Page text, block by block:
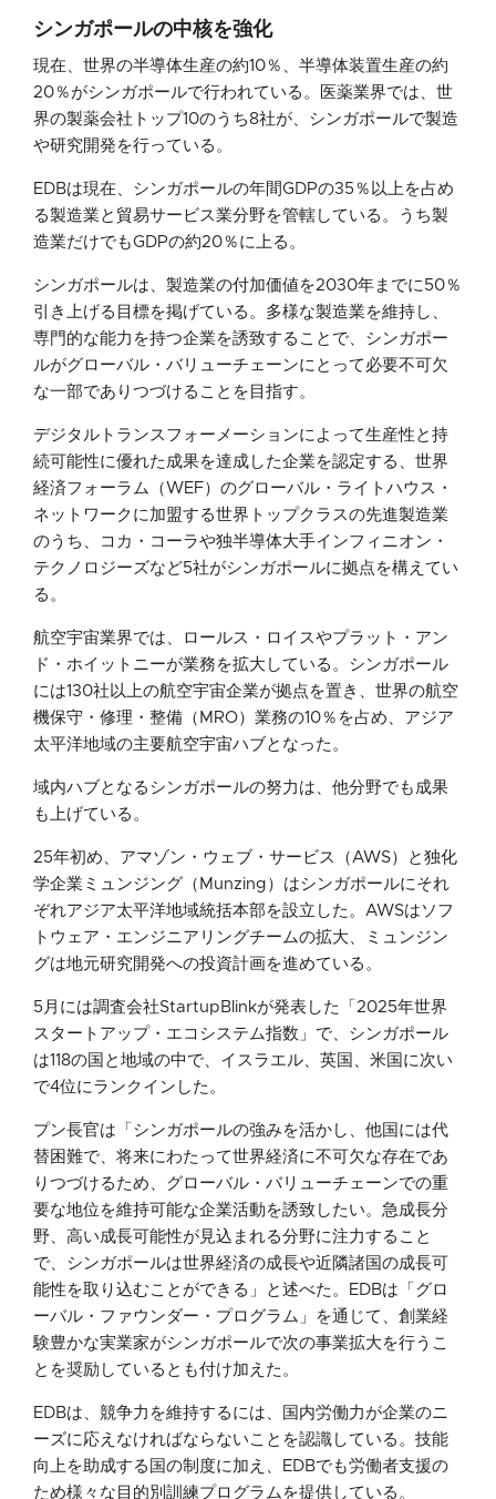
シンガポールの中核を強化
現在、世界の半導体生産の約10％、半導体装置生産の約
20％がシンガポールで行われている。医薬業界では、世
界の製薬会社トップ10のうち8社が、シンガポールで製造
や研究開発を行っている。
EDBは現在、シンガポールの年間GDPの35％以上を占め
る製造業と貿易サービス業分野を管轄している。うち製
造業だけでもGDPの約20％に上る。
シンガポールは、製造業の付加価値を2030年までに50％
引き上げる目標を掲げている。多様な製造業を維持し、
専門的な能力を持つ企業を誘致することで、シンガポー
ルがグローバル・バリューチェーンにとって必要不可欠
な一部でありつづけることを目指す。
デジタルトランスフォーメーションによって生産性と持
続可能性に優れた成果を達成した企業を認定する、世界
経済フォーラム（WEF）のグローバル・ライトハウス・
ネットワークに加盟する世界トップクラスの先進製造業
のうち、コカ・コーラや独半導体大手インフィニオン・
テクノロジーズなど5社がシンガポールに拠点を構えてい
る。
航空宇宙業界では、ロールス・ロイスやプラット・アン
ド・ホイットニーが業務を拡大している。シンガポール
には130社以上の航空宇宙企業が拠点を置き、世界の航空
機保守・修理・整備（MRO）業務の10％を占め、アジア
太平洋地域の主要航空宇宙ハブとなった。
域内ハブとなるシンガポールの努力は、他分野でも成果
も上げている。
25年初め、アマゾン・ウェブ・サービス（AWS）と独化
学企業ミュンジング（Munzing）はシンガポールにそれ
ぞれアジア太平洋地域統括本部を設立した。AWSはソフ
トウェア・エンジニアリングチームの拡大、ミュンジン
グは地元研究開発への投資計画を進めている。
5月には調査会社StartupBlinkが発表した「2025年世界
スタートアップ・エコシステム指数」で、シンガポール
は118の国と地域の中で、イスラエル、英国、米国に次い
で4位にランクインした。
プン長官は「シンガポールの強みを活かし、他国には代
替困難で、将来にわたって世界経済に不可欠な存在であ
りつづけるため、グローバル・バリューチェーンでの重
要な地位を維持可能な企業活動を誘致したい。急成長分
野、高い成長可能性が見込まれる分野に注力すること
で、シンガポールは世界経済の成長や近隣諸国の成長可
能性を取り込むことができる」と述べた。EDBは「グロ
ーバル・ファウンダー・プログラム」を通じて、創業経
験豊かな実業家がシンガポールで次の事業拡大を行うこ
とを奨励しているとも付け加えた。
EDBは、競争力を維持するには、国内労働力が企業のニ
ーズに応えなければならないことを認識している。技能
向上を助成する国の制度に加え、EDBでも労働者支援の
ため様々な目的別訓練プログラムを提供している。